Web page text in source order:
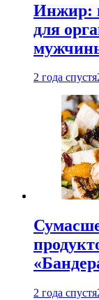
Инжир:
для
2 года спустя
2 года спустя